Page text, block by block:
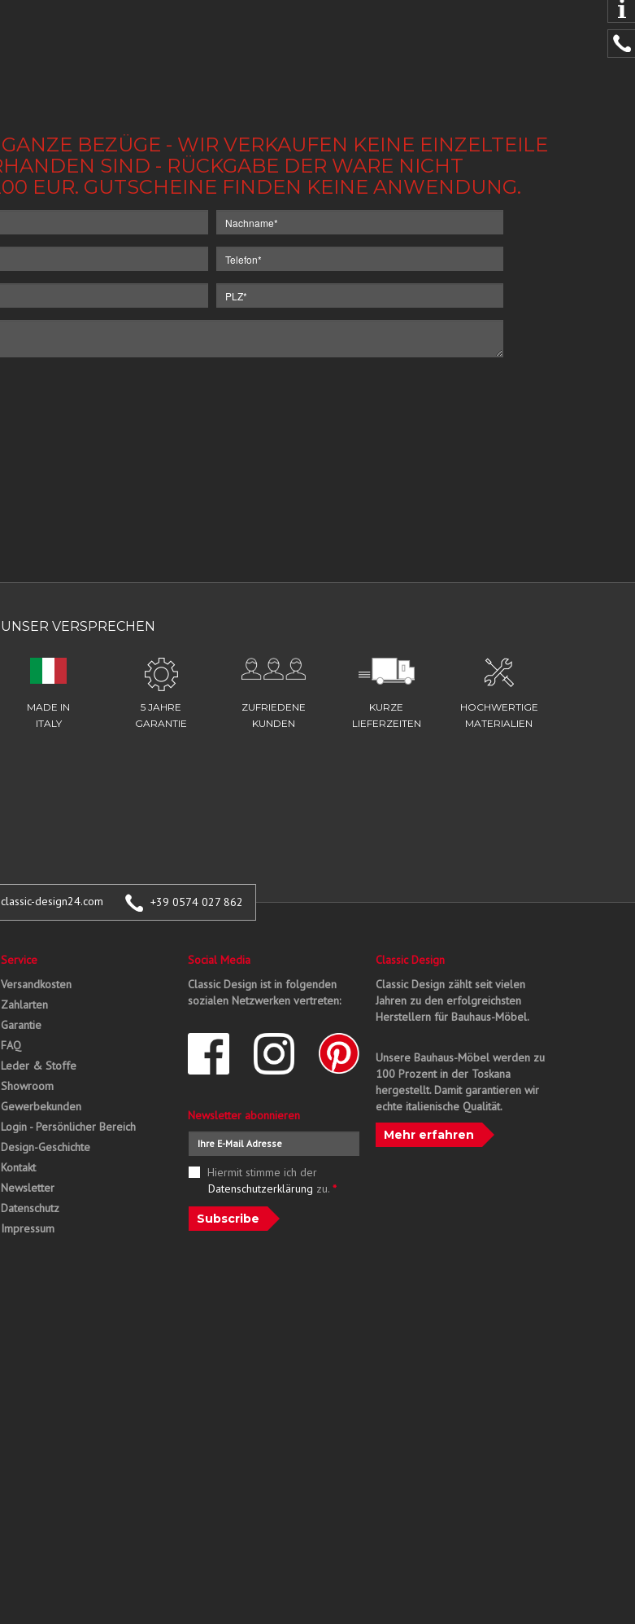
BEZÜGE - WIR VERKAUFEN KEINE EINZELTEILE
SIND - RÜCKGABE DER WARE NICHT
EUR. GUTSCHEINE FINDEN KEINE ANWENDUNG.
UNSER VERSPRECHEN
MADE IN
ITALY
5 JAHRE
GARANTIE
ZUFRIEDENE
KUNDEN
KURZE
LIEFERZEITEN
HOCHWERTIGE
MATERIALIEN
design24.com +39 0574 027 862
Service
Versandkosten
Zahlarten
Garantie
FAQ
Leder & Stoffe
Showroom
Gewerbekunden
Login - Persönlicher Bereich
Design-Geschichte
Kontakt
Newsletter
Datenschutz
Impressum
Social Media
Classic Design ist in folgenden
sozialen Netzwerken vertreten:
Newsletter abonnieren
Hiermit stimme ich der
Datenschutzerklärung zu. *
Subscribe
Classic Design
Classic Design zählt seit vielen
Jahren zu den erfolgreichsten
Herstellern für Bauhaus-Möbel.
Unsere Bauhaus-Möbel werden zu
100 Prozent in der Toskana
hergestellt. Damit garantieren wir
echte italienische Qualität.
Mehr erfahren